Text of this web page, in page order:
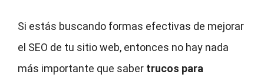
Si estás buscando formas efectivas de mejorar
el SEO de tu sitio web, entonces no hay nada
más importante que saber trucos para